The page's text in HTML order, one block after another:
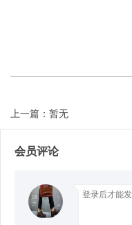
上一篇：暂无
会员评论